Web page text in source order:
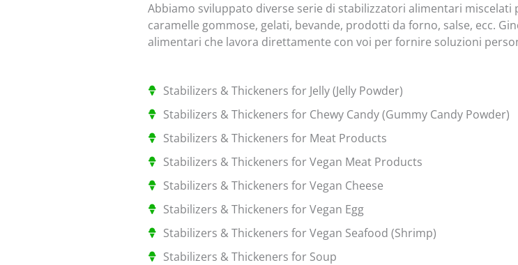
Abbiamo sviluppato diverse serie di stabilizzatori alimentari
caramelle gommose, gelati, bevande, prodotti da forno, salse, ecc.
alimentari che lavora direttamente con voi per fornire soluzioni
Stabilizers & Thickeners for Jelly (Jelly Powder)
Stabilizers & Thickeners for Chewy Candy (Gummy Candy Powder)
Stabilizers & Thickeners for Meat Products
Stabilizers & Thickeners for Vegan Meat Products
Stabilizers & Thickeners for Vegan Cheese
Stabilizers & Thickeners for Vegan Egg
Stabilizers & Thickeners for Vegan Seafood (Shrimp)
Stabilizers & Thickeners for Soup